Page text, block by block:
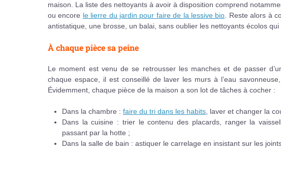
maison. La liste des nettoyants à avoir à disposition comprend
ou encore le lierre du jardin pour faire de la lessive bio . Reste alors à
antistatique, une brosse, un balai, sans oublier les nettoyants écolos
À chaque pièce sa peine
Le moment est venu de se retrousser les manches et de passer
chaque espace, il est conseillé de laver les murs à l’eau
Évidemment, chaque pièce de la maison a son lot de tâches à cocher :
Dans la chambre : faire du tri dans les habits , laver et changer la
Dans la cuisine : trier le contenu des placards, ranger la
passant par la hotte ;
Dans la salle de bain : astiquer le carrelage en insistant sur les